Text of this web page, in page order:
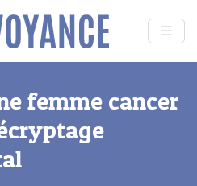
femme cancer